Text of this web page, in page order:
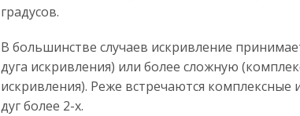
градусов.
В большинстве случаев искривление
дуга искривления) или более сложную
искривления). Реже встречаются комплексные
дуг более 2-х.